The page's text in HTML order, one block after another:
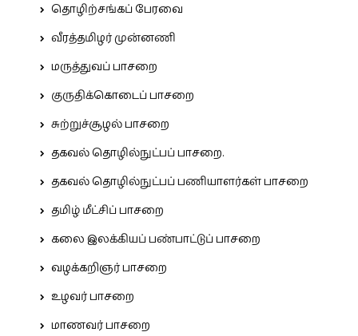
தொழிற்சங்கப் பேரவை
வீரத்தமிழர் முன்னணி
மருத்துவப் பாசறை
குருதிக்கொடைப் பாசறை
சுற்றுச்சூழல் பாசறை
தகவல் தொழில்நுட்பப் பாசறை.
தகவல் தொழில்நுட்பப் பணியாளர்கள் பாசறை
தமிழ் மீட்சிப் பாசறை
கலை இலக்கியப் பண்பாட்டுப் பாசறை
வழக்கறிஞர் பாசறை
உழவர் பாசறை
மாணவர் பாசறை